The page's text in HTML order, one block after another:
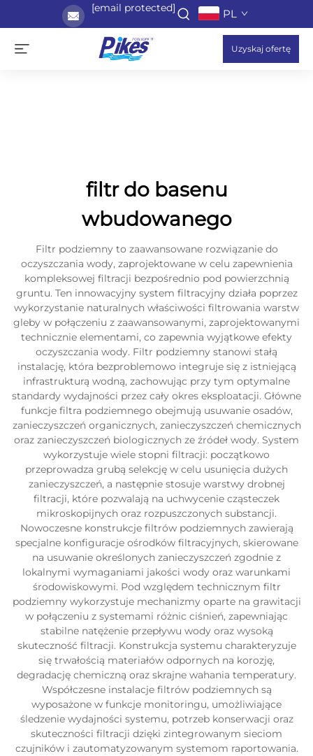
[email protected] PL
Uzyskaj ofertę
filtr do basenu
wbudowanego
Filtr podziemny to zaawansowane rozwiązanie do
oczyszczania wody, zaprojektowane w celu zapewnienia
kompleksowej filtracji bezpośrednio pod powierzchnią
gruntu. Ten innowacyjny system filtracyjny działa poprzez
wykorzystanie naturalnych właściwości filtrowania warstw
gleby w połączeniu z zaawansowanymi, zaprojektowanymi
technicznie elementami, co zapewnia wyjątkowe efekty
oczyszczania wody. Filtr podziemny stanowi stałą
instalację, która bezproblemowo integruje się z istniejącą
infrastrukturą wodną, zachowując przy tym optymalne
standardy wydajności przez cały okres eksploatacji. Główne
funkcje filtra podziemnego obejmują usuwanie osadów,
zanieczyszczeń organicznych, zanieczyszczeń chemicznych
oraz zanieczyszczeń biologicznych ze źródeł wody. System
wykorzystuje wiele stopni filtracji: początkowo
przeprowadza grubą selekcję w celu usunięcia dużych
zanieczyszczeń, a następnie stosuje warstwy drobnej
filtracji, które pozwalają na uchwycenie cząsteczek
mikroskopijnych oraz rozpuszczonych substancji.
Nowoczesne konstrukcje filtrów podziemnych zawierają
specjalne konfiguracje ośrodków filtracyjnych, skierowane
na usuwanie określonych zanieczyszczeń zgodnie z
lokalnymi wymaganiami jakości wody oraz warunkami
środowiskowymi. Pod względem technicznym filtr
podziemny wykorzystuje mechanizmy oparte na grawitacji
w połączeniu z systemami różnic ciśnień, zapewniając
stabilne natężenie przepływu wody oraz wysoką
skuteczność filtracji. Konstrukcja systemu charakteryzuje
się trwałością materiałów odpornych na korozję,
degradację chemiczną oraz skrajne wahania temperatury.
Współczesne instalacje filtrów podziemnych są
wyposażone w funkcje monitoringu, umożliwiające
śledzenie wydajności systemu, potrzeb konserwacji oraz
skuteczności filtracji dzięki zintegrowanym sieciom
czujników i zautomatyzowanym systemom raportowania.